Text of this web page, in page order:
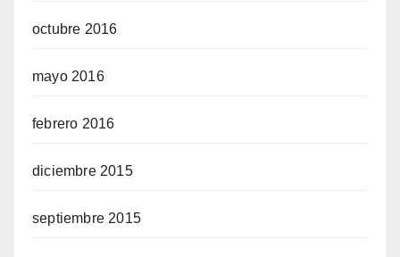
octubre 2016
mayo 2016
febrero 2016
diciembre 2015
septiembre 2015